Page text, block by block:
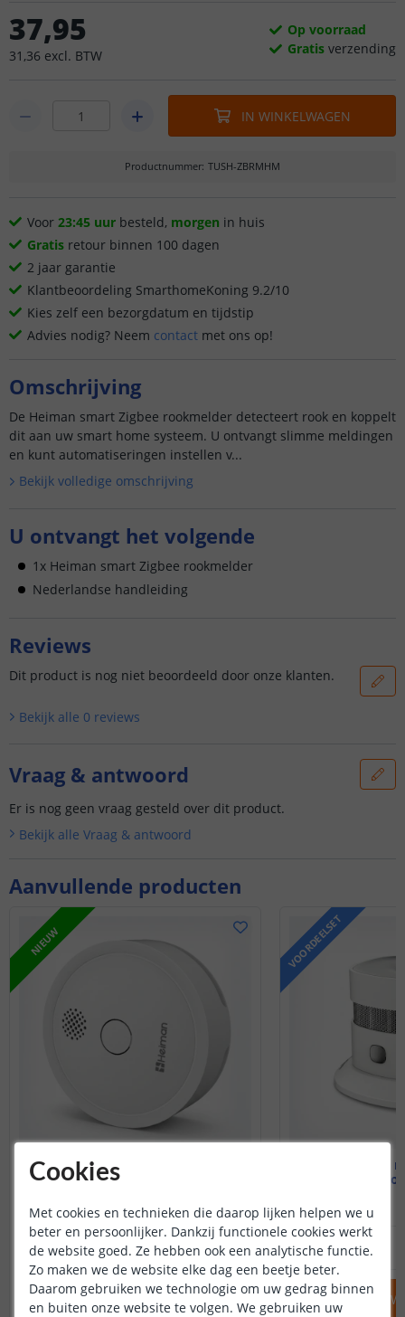
37,95
31 ,36 excl. BTW
Op voorraad
Gratis verzending
IN WINKELWAGEN
Productnummer: TUSH-ZBRMHM
Voor 23:45 uur besteld, morgen in huis
Gratis retour binnen 100 dagen
2 jaar garantie
Klantbeoordeling SmarthomeKoning 9.2/10
Kies zelf een bezorgdatum en tijdstip
Advies nodig? Neem contact met ons op!
Omschrijving
De Heiman smart Zigbee rookmelder detecteert rook en koppelt
dit aan uw smart home systeem. U ontvangt slimme meldingen
en kunt automatiseringen instellen v...
Bekijk volledige omschrijving
U ontvangt het volgende
1x Heiman smart Zigbee rookmelder
Nederlandse handleiding
Aanvullende producten
NIEUW
Heiman rookmelder
Wifi - zonder hub
OP VOORRAAD 32,95
IN WINKELWAGEN
VOORDEELSET
Heiman
Zigbee -
OP VOORRAAD
IN
Reviews
Dit product is nog niet beoordeeld door onze klanten.
Bekijk alle 0 reviews
Vraag & antwoord
Er is nog geen vraag gesteld over dit product.
Bekijk alle Vraag & antwoord
Cookies
Met cookies en technieken die daarop lijken helpen we u
beter en persoonlijker. Dankzij functionele cookies werkt
de website goed. Ze hebben ook een analytische functie.
Zo maken we de website elke dag een beetje beter.
Daarom gebruiken we technologie om uw gedrag binnen
en buiten onze website te volgen. We gebruiken uw